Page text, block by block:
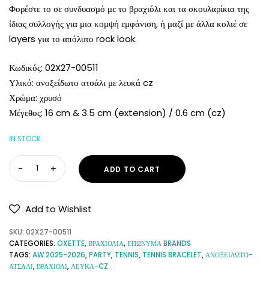
Φορέστε το σε συνδυασμό με το βραχιόλι και τα σκουλαρίκια της
ίδιας συλλογής για μια κομψή εμφάνιση, ή μαζί με άλλα κολιέ σε
layers για το απόλυτο rock look.
Κωδικός: 02X27-00511
Υλικό: ανοξείδωτο ατσάλι με λευκά cz
Χρώμα: χρυσό
Μέγεθος: 16 cm & 3.5 cm (extension) / 0.6 cm (cz)
IN STOCK
ADD TO CART
Add to Wishlist
SKU: 02X27-00511
CATEGORIES: OXETTE,ΒΡΑΧΙΟΛΙΑ,ΕΠΩΝΥΜΑ BRANDS
TAGS: AW 2025-2026,PARTY, TENNIS, TENNIS BRACELET,ΑΝΟΞΕΊΔΩΤΟ-
ΑΤΣΆΛΙ,ΒΡΑΧΙΌΛΙ,ΛΕΥΚΆ-CZ